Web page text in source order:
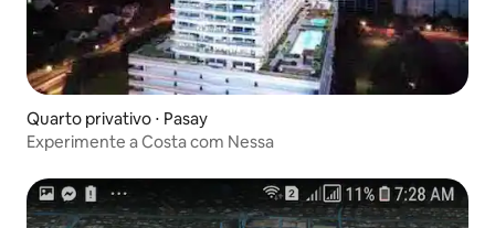
Quarto privativo ⋅ Pasay
Experimente a Costa com Nessa